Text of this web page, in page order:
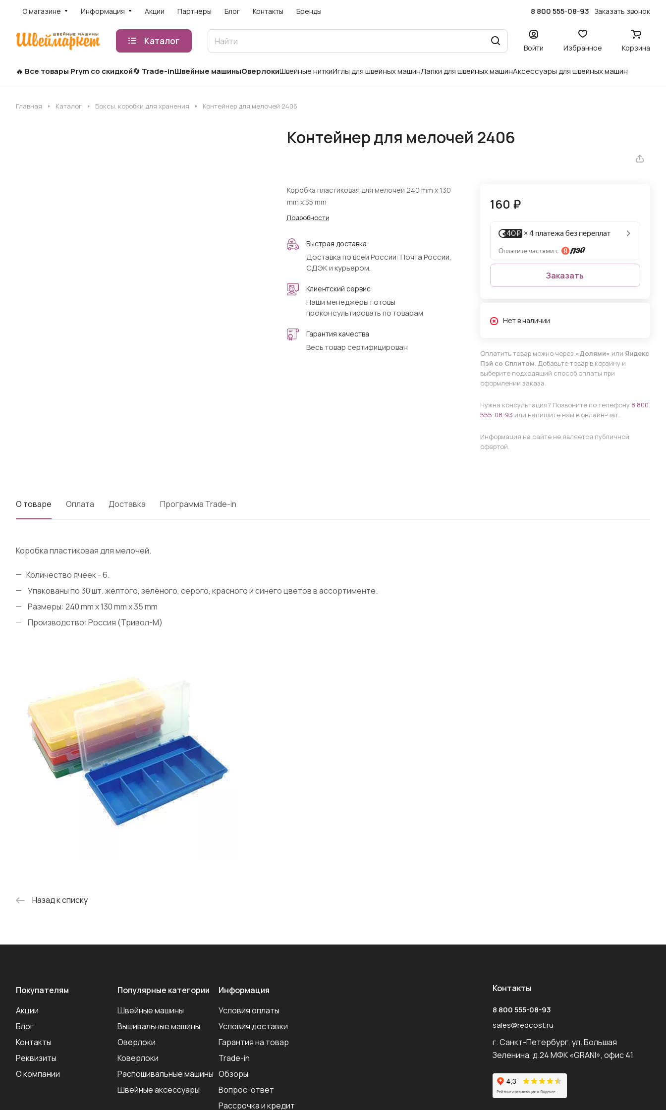
О магазине Информация Акции Партнеры Блог Контакты Бренды 8 800 555-08-93 Заказать звонок
Каталог
Войти Избранное Корзина
Все товары Prym со скидкой Trade-inШвейные машиныОверлокиШвейные ниткиИглы для швейных машинЛапки для швейных машинАксессуары для швейных машин
Главная Каталог Боксы, коробки для хранения Контейнер для мелочей 2406
Контейнер для мелочей 2406
Коробка пластиковая для мелочей 240 mm x 130
mm x 35 mm
Подробности
Быстрая доставка
Доставка по всей России: Почта России,
СДЭК и курьером.
Клиентский сервис
Наши менеджеры готовы
проконсультировать по товарам
Гарантия качества
Весь товар сертифицирован
160 ₽
Заказать
Нет в наличии
Оплатить товар можно через «Долями» или Яндекс
Пэй со Сплитом. Добавьте товар в корзину и
выберите подходящий способ оплаты при
оформлении заказа.
Нужна консультация? Позвоните по телефону 8 800
555-08-93 или напишите нам в онлайн-чат.
Информация на сайте не является публичной
офертой.
О товаре Оплата Доставка Программа Trade-in
Коробка пластиковая для мелочей.
Количество ячеек - 6.
Упакованы по 30 шт. жёлтого, зелёного, серого, красного и синего цветов в ассортименте.
Размеры: 240 mm x 130 mm x 35 mm
Производство: Россия (Тривол-М)
Назад к списку
Покупателям
Акции
Блог
Контакты
Реквизиты
О компании
Популярные категории
Швейные машины
Вышивальные машины
Оверлоки
Коверлоки
Распошивальные машины
Швейные аксеcсуары
Информация
Условия оплаты
Условия доставки
Гарантия на товар
Trade-in
Обзоры
Вопрос-ответ
Рассрочка и кредит
Контакты
8 800 555-08-93
sales@redcost.ru
г. Санкт-Петербург, ул. Большая
Зеленина, д.24 МФК «GRANI», офис 41